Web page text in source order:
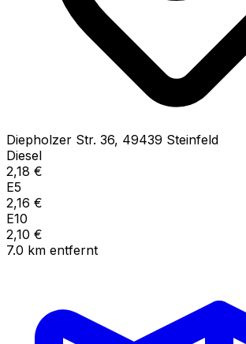
Diepholzer Str. 36, 49439 Steinfeld
Diesel
2,18 €
E5
2,16 €
E10
2,10 €
7.0 km entfernt